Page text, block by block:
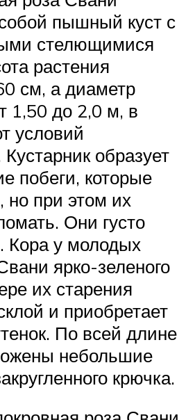
пышный куст с
стелющимися
растения
см, а диаметр
1,50 до 2,0 м, в
условий
образует
побеги, которые
но при этом их
Они густо
Кора у молодых
ярко-зеленого
их старения
и приобретает
По всей длине
небольшие
крючка.